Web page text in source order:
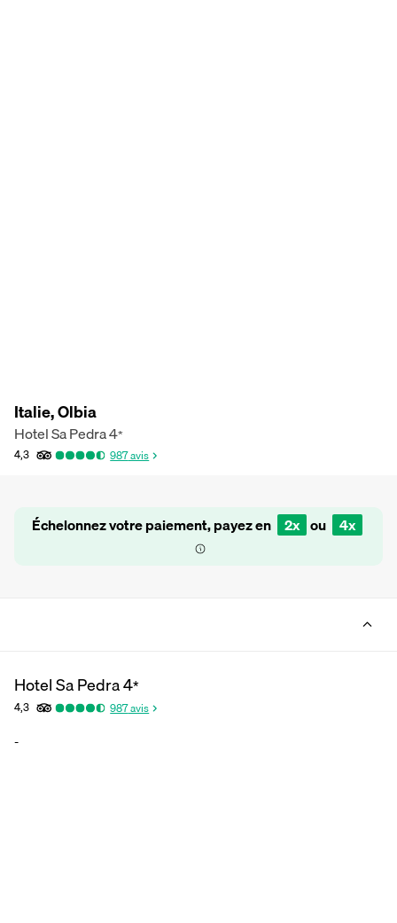
Italie, Olbia
Hotel Sa Pedra4*
4,3 987avis
Échelonnez votre paiement, payez en 2x ou 4x
Hotel Sa Pedra4*
4,3 987avis
-